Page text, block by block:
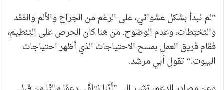
”لم نبدأ بشكل عشوائيّ، على الرغم من الجراح والألم والفقد
والتخبّطات، وعدم الوضوح. من هنا كان الحرص على التنظيم،
فقام فريق العمل بمسح الاحتياجات الذي أظهر احتياجات
البيوت.“ تقول أبي مرشد.